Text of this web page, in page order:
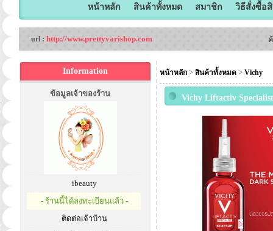
หน้าหลัก สินค้าทั้งหมด สมาชิก วิธีสั่งซื้อ
url : http://www.prettyvarishop.com
Information
ข้อมูลเจ้าของร้าน
ibeauty
- ร้านนี้ได้ลงทะเบียนแล้ว -
ติดต่อเจ้าบ้าน
หน้าหลัก > สินค้าทั้งหมด > Vichy
Vichy Liftactiv